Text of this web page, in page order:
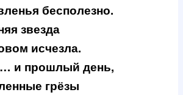
бесполезно.
звезда
исчезла.
и прошлый день,
грёзы